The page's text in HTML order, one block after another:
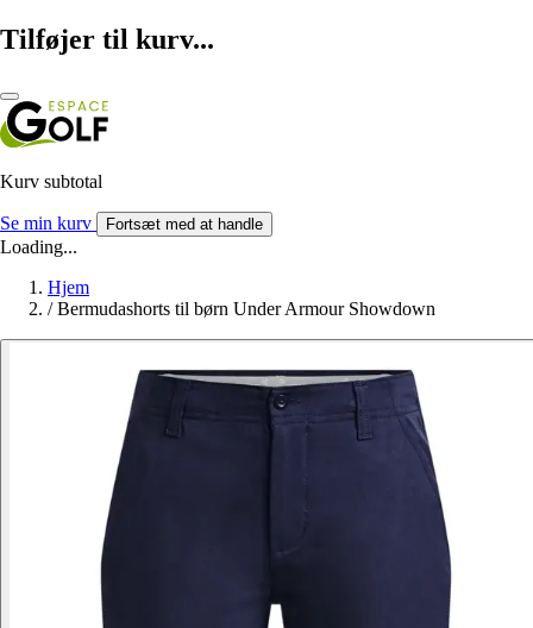
Tilføjer til kurv...
Kurv subtotal
Se min kurv Fortsæt med at handle
Loading...
Hjem
/ Bermudashorts til børn Under Armour Showdown